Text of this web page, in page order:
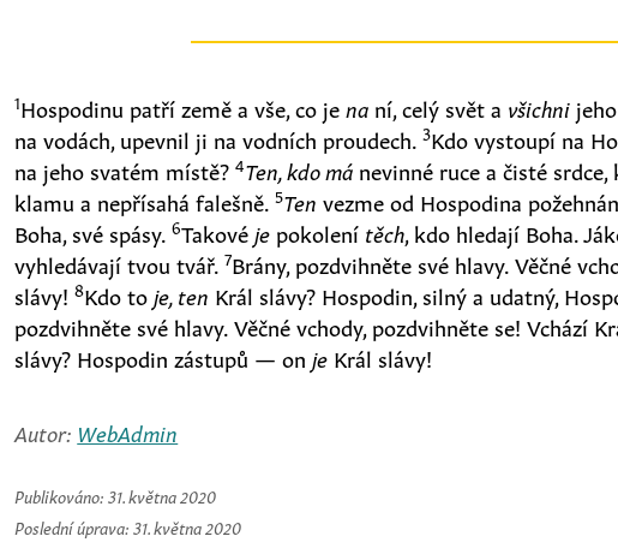
1Hospodinu patří země a vše, co je na ní, celý svět a všichni
na vodách, upevnil ji na vodních proudech.3Kdo vystoupí na
na jeho svatém místě?4Ten, kdo má nevinné ruce a čisté
klamu a nepřísahá falešně.5Ten vezme od Hospodina
Boha, své spásy.6Takové je pokolení těch, kdo hledají Boha.
vyhledávají tvou tvář.7Brány, pozdvihněte své hlavy. Věčné
slávy!8Kdo to je, ten Král slávy? Hospodin, silný a udatný,
pozdvihněte své hlavy. Věčné vchody, pozdvihněte se! Vchází
slávy? Hospodin zástupů — on je Král slávy!
Autor: WebAdmin
Publikováno: 31. května 2020
Poslední úprava: 31. května 2020